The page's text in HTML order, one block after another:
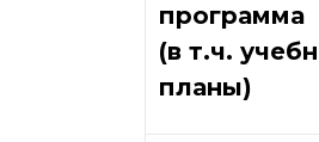
программа
(в т.ч.
планы)